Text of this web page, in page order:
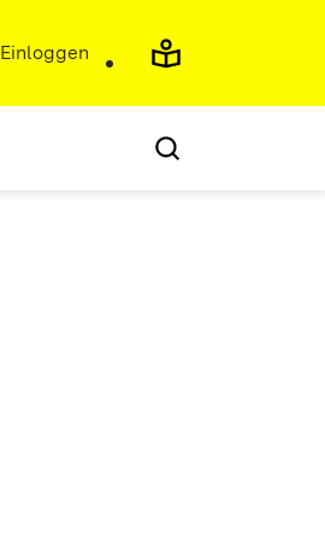
Einloggen